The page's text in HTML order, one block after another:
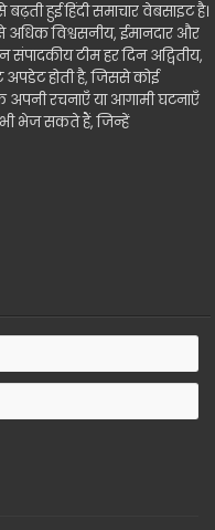
हुई हिंदी समाचार वेबसाइट है।
अधिक विश्वसनीय, ईमानदार और
संपादकीय टीम हर दिन अद्वितीय,
अपडेट होती है, जिससे कोई
रचनाएँ या आगामी घटनाएँ
भी भेज सकते हैं, जिन्हें